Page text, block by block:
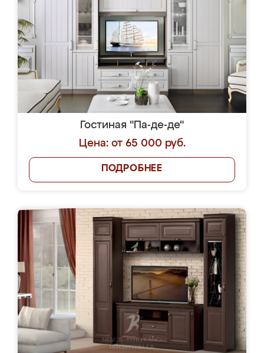
Гостиная "Па-де-де"
Цена: от 65 000 руб.
ПОДРОБНЕЕ